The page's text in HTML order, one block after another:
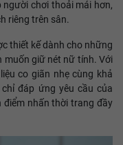
chơi thoải mái hơn,
riêng trên sân.
thiết kế dành cho những
muốn giữ nét nữ tính. Với
co giãn nhẹ cùng khả
đáp ứng yêu cầu của
nhấn thời trang đầy